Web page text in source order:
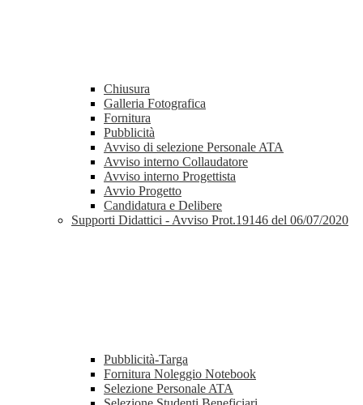
Chiusura
Galleria Fotografica
Fornitura
Pubblicità
Avviso di selezione Personale ATA
Avviso interno Collaudatore
Avviso interno Progettista
Avvio Progetto
Candidatura e Delibere
Supporti Didattici - Avviso Prot.19146 del 06/07/2020
Pubblicità-Targa
Fornitura Noleggio Notebook
Selezione Personale ATA